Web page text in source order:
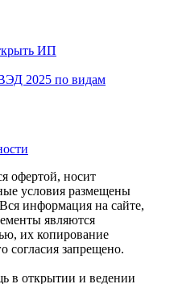
ИП
2025 по видам
офертой, носит
условия размещены
информация на сайте,
являются
их копирование
согласия запрещено.
в открытии и ведении